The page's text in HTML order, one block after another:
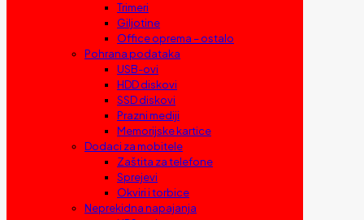
Trimeri
Giljotine
Office oprema – ostalo
Pohrana podataka
USB-ovi
HDD diskovi
SSD diskovi
Prazni mediji
Memorijske kartice
Dodaci za mobitele
Zaštita za telefone
Sprejevi
Okviri i torbice
Neprekidna napajanja